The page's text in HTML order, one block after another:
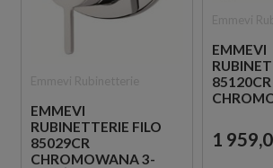
EMMEVI
RUBINETTERIE FILO
85029CR
CHROMOWANA 3-
EMMEVI
85120CR
1